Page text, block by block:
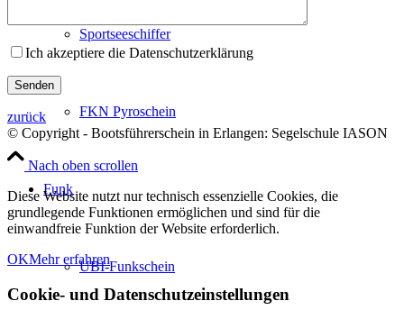
Sportseeschiffer
FKN Pyroschein
Funk
UBI-Funkschein
Ich akzeptiere die Datenschutzerklärung
zurück
© Copyright - Bootsführerschein in Erlangen: Segelschule IASON
Nach oben scrollen
Diese Website nutzt nur technisch essenzielle Cookies, die
grundlegende Funktionen ermöglichen und sind für die
einwandfreie Funktion der Website erforderlich.
OKMehr erfahren
Cookie- und Datenschutzeinstellungen